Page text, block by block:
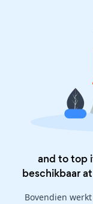
and to top
beschikbaar
Bovendien